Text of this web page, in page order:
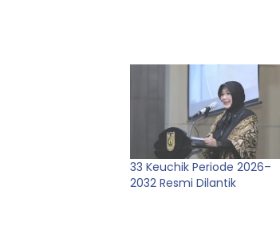
33 Keuchik Periode 2026–
2032 Resmi Dilantik